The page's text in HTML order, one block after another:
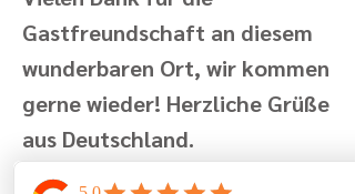
Gastfreundschaft an diesem
wunderbaren Ort, wir kommen
gerne wieder! Herzliche Grüße
aus Deutschland.